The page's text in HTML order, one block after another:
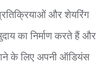
और शेयरिंग
का निर्माण करते हैं और
के लिए अपनी ऑडियंस